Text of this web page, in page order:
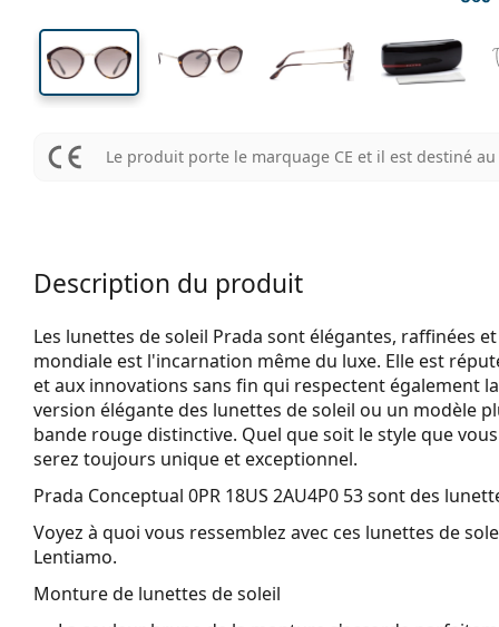
Le produit porte le marquage CE et il est destiné
Description du produit
Les lunettes de soleil Prada sont élégantes, raffinées
mondiale est l'incarnation même du luxe. Elle est
et aux innovations sans fin qui respectent également
version élégante des lunettes de soleil ou un modèle
bande rouge distinctive. Quel que soit le style que
serez toujours unique et exceptionnel.
Prada Conceptual 0PR 18US 2AU4P0 53sont des
Voyez à quoi vous ressemblez avec ces lunettes de
Lentiamo.
Monture de lunettes de soleil